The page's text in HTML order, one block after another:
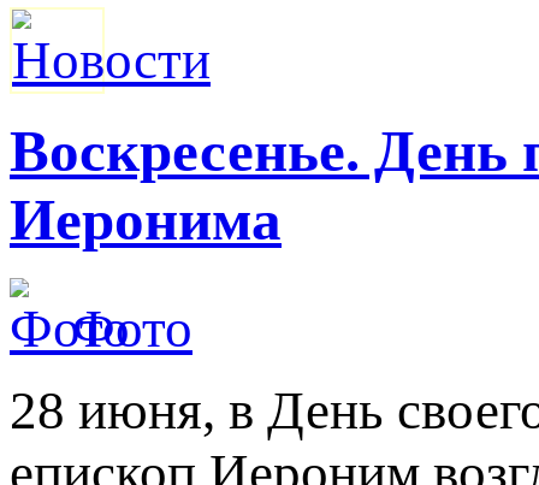
Воскресенье.
Иеронима
Фото
28 июня, в День